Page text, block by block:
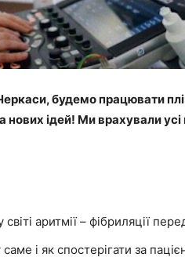
будемо працювати
ідей! Ми врахували
аритмії – фібриляції
і як спостерігати за